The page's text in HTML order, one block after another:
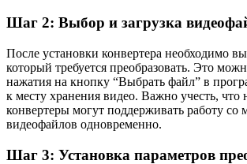
Шаг 2: Выбор и загрузка
После установки конвертера необходимо
который требуется преобразовать. Это
нажатия на кнопку “Выбрать файл” в
к месту хранения видео. Важно учесть, что
конвертеры могут поддерживать работу со
видеофайлов одновременно.
Шаг 3: Установка параметров